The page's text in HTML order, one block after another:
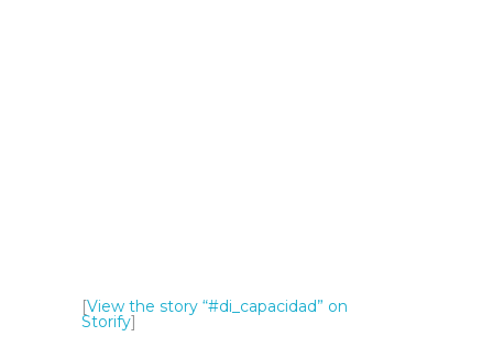
[View the story “#di_capacidad” on
Storify]